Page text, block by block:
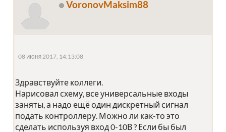
VoronovMaksim88
08 июня 2017, 14:13:08
Здравствуйте коллеги.
Нарисовал схему, все универсальные входы
заняты, а надо ещё один дискретный сигнал
подать контроллеру. Можно ли как-то это
сделать используя вход 0-10В ? Если бы был